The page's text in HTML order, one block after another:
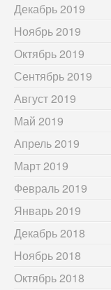
Декабрь 2019
Ноябрь 2019
Октябрь 2019
Сентябрь 2019
Август 2019
Май 2019
Апрель 2019
Март 2019
Февраль 2019
Январь 2019
Декабрь 2018
Ноябрь 2018
Октябрь 2018